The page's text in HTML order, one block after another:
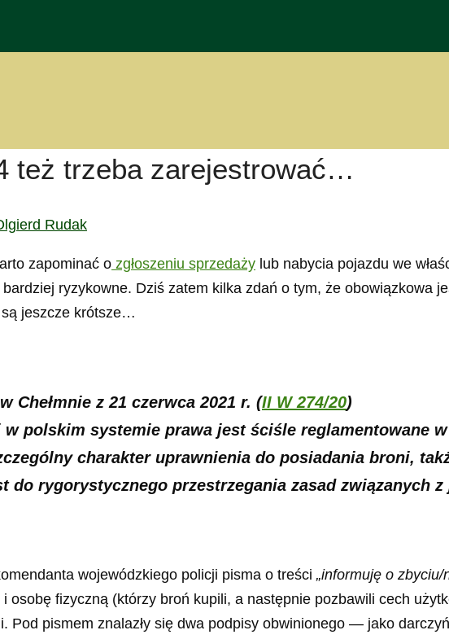
też trzeba zarejestrować…
Rudak
zapominać o zgłoszeniu sprzedaży lub nabycia pojazdu we
ryzykowne. Dziś zatem kilka zdań o tym, że obowiązkowa
jeszcze krótsze…
Chełmnie z 21 czerwca 2021 r. (II W 274/20)
polskim systemie prawa jest ściśle reglamentowane
charakter uprawnienia do posiadania broni,
do rygorystycznego przestrzegania zasad związanych
wojewódzkiego policji pisma o treści „informuję o zbyciu/
osobę fizyczną (którzy broń kupili, a następnie pozbawili cech
Pod pismem znalazły się dwa podpisy obwinionego — jako